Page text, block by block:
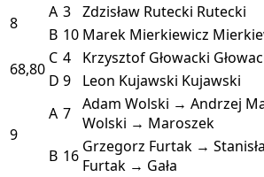
8
A 3 Zdzisław Rutecki Rutecki
B 10 Marek Mierkiewicz
68,80
C 4 Krzysztof Głowacki
D 9 Leon Kujawski Kujawski
9
A 7 Adam Wolski → Andrzej
Wolski → Maroszek
B 16 Grzegorz Furtak →
Furtak → Gała